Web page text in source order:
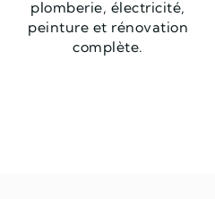
plomberie, électricité,
peinture et rénovation
complète.